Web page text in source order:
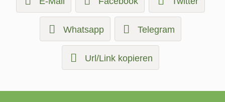
Whatsapp Telegram
Url/Link kopieren